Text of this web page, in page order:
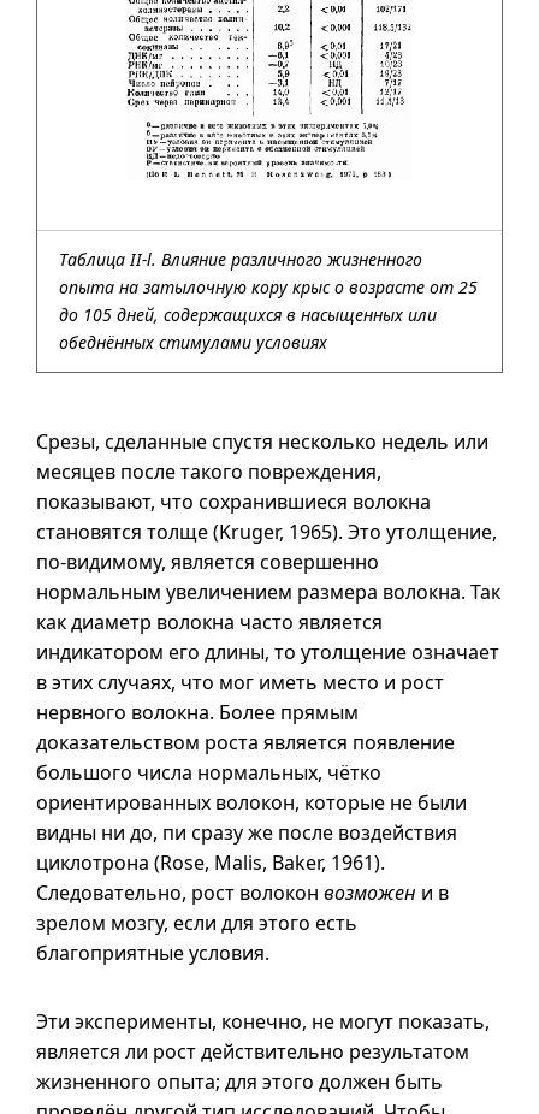
Таблица II-l. Влияние различного жизненного
опыта на затылочную кору крыс о возрасте от 25
до 105 дней, содержащихся в насыщенных или
обеднённых стимулами условиях
Срезы, сделанные спустя несколько недель или
месяцев после такого повреждения,
показывают, что сохранившиеся волокна
становятся толще (Kruger, 1965). Это утолщение,
по-видимому, является совершенно
нормальным увеличением размера волокна. Так
как диаметр волокна часто является
индикатором его длины, то утолщение означает
в этих случаях, что мог иметь место и рост
нервного волокна. Более прямым
доказательством роста является появление
большого числа нормальных, чётко
ориентированных волокон, которые не были
видны ни до, пи сразу же после воздействия
циклотрона (Rose, Malis, Baker, 1961).
Следовательно, рост волокон возможен и в
зрелом мозгу, если для этого есть
благоприятные условия.
Эти эксперименты, конечно, не могут показать,
является ли рост действительно результатом
жизненного опыта; для этого должен быть